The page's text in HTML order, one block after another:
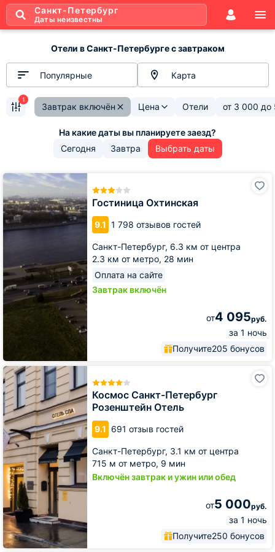
Санкт-Петербург
Даты неизвестны
Отели в Санкт-Петербурге с завтраком
Популярные Карта
Завтрак включён Цена Отели от 3 000 до
1
Сегодня Завтра Выбрать даты
Гостиница Охтинская
9.1 1 798 отзывов гостей
Санкт-Петербург, 6.3 км от центра
2.3 км от метро, 28 мин
Оплата на сайте
Завтрак включён
от4 095руб.
за 1 ночь
Получите205 бонусов
Гостиница
Космос Санкт-Петербург
Розенштейн Отель
9.1 691 отзыв гостей
Санкт-Петербург, 3.1 км от центра
715 м от метро, 9 мин
Включён завтрак и ужин или обед
от5 000руб.
за 1 ночь
Получите250 бонусов
Космос
Санкт-
Петербург
Розенштейн
Отель